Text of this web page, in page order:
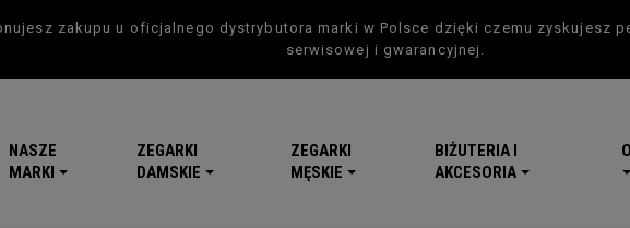
zakupu u oficjalnego dystrybutora marki w Polsce dzięki czemu zyskujesz
serwisowej i gwarancyjnej.
NASZE
MARKI
ZEGARKI
DAMSKIE
ZEGARKI
MĘSKIE
BIŻUTERIA I
AKCESORIA